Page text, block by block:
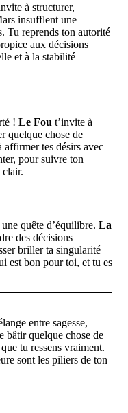
à structurer,
insufflent une
Tu reprends ton autorité
aux décisions
et à la stabilité
! Le Fou t’invite à
quelque chose de
affirmer tes désirs avec
pour suivre ton
clair.
quête d’équilibre. La
des décisions
briller ta singularité
est bon pour toi, et tu es
entre sagesse,
bâtir quelque chose de
tu ressens vraiment.
sont les piliers de ton